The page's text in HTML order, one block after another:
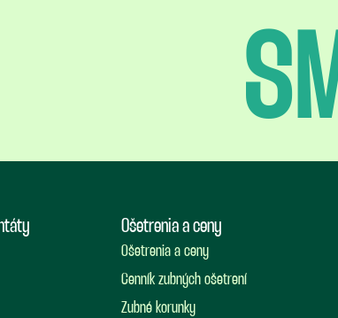
Ošetrenia a ceny
Ošetrenia a ceny
Cenník zubných ošetrení
Zubné korunky